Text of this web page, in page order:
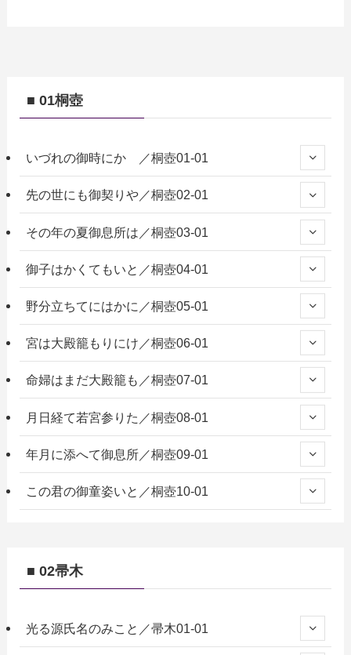
■ 01桐壺
いづれの御時にか ／桐壺01-01
先の世にも御契りや／桐壺02-01
その年の夏御息所は／桐壺03-01
御子はかくてもいと／桐壺04-01
野分立ちてにはかに／桐壺05-01
宮は大殿籠もりにけ／桐壺06-01
命婦はまだ大殿籠も／桐壺07-01
月日経て若宮参りた／桐壺08-01
年月に添へて御息所／桐壺09-01
この君の御童姿いと／桐壺10-01
■ 02帚木
光る源氏名のみこと／帚木01-01